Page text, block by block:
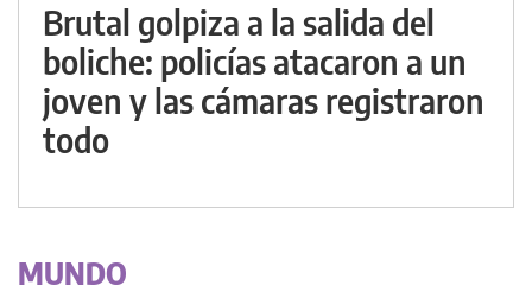
Brutal golpiza a la salida del
boliche: policías atacaron a un
joven y las cámaras registraron
todo
MUNDO